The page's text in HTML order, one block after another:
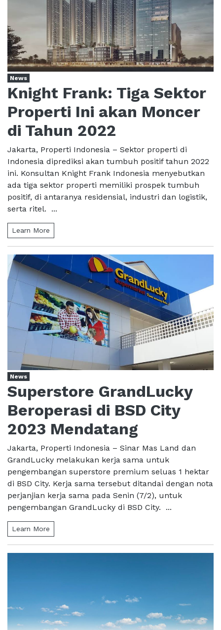
News
Knight Frank: Tiga Sektor
Properti Ini akan Moncer
di Tahun 2022
Jakarta, Properti Indonesia – Sektor properti di
Indonesia diprediksi akan tumbuh positif tahun 2022
ini. Konsultan Knight Frank Indonesia menyebutkan
ada tiga sektor properti memiliki prospek tumbuh
positif, di antaranya residensial, industri dan logistik,
serta ritel. ...
Learn More
News
Superstore GrandLucky
Beroperasi di BSD City
2023 Mendatang
Jakarta, Properti Indonesia – Sinar Mas Land dan
GrandLucky melakukan kerja sama untuk
pengembangan superstore premium seluas 1 hektar
di BSD City. Kerja sama tersebut ditandai dengan nota
perjanjian kerja sama pada Senin (7/2), untuk
pengembangan GrandLucky di BSD City. ...
Learn More